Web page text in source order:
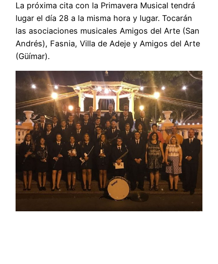
La próxima cita con la Primavera Musical tendrá
lugar el día 28 a la misma hora y lugar. Tocarán
las asociaciones musicales Amigos del Arte (San
Andrés), Fasnia, Villa de Adeje y Amigos del Arte
(Güímar).